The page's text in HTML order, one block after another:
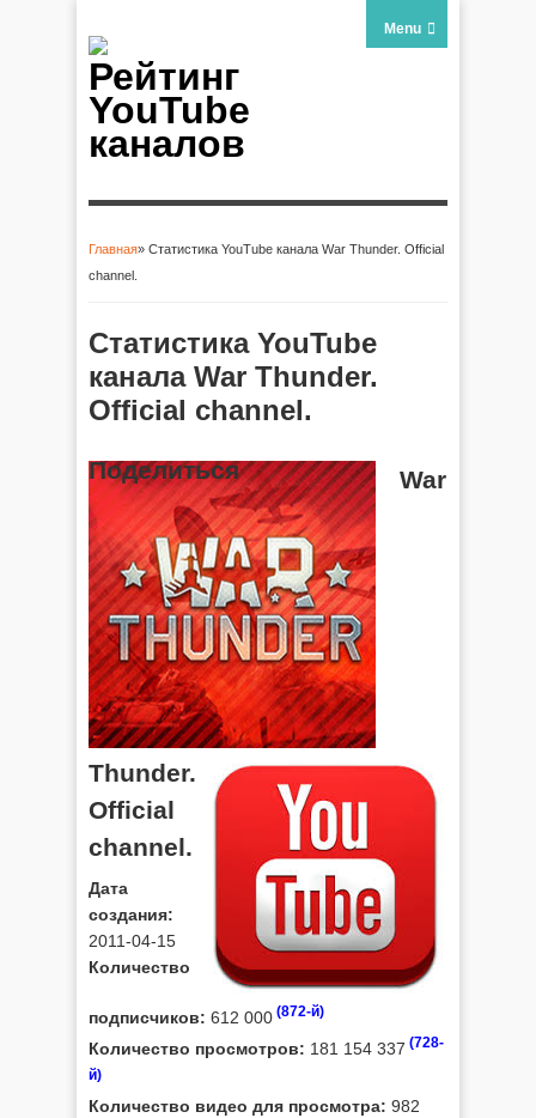
Рейтинг
YouTube
каналов
Menu
Вы здесь
Главная» Статистика YouTube канала War Thunder. Official
channel.
Статистика YouTube
канала War Thunder.
Official channel.
Поделиться War
Thunder.
Official
channel.
Дата
создания:
2011-04-15
Количество
подписчиков: 612 000 (872-й)
Количество просмотров: 181 154 337 (728-
й)
Количество видео для просмотра: 982